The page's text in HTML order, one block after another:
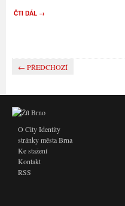
ČTI DÁL →
← PŘEDCHOZÍ
O City Identity
stránky města Brna
Ke stažení
Kontakt
RSS